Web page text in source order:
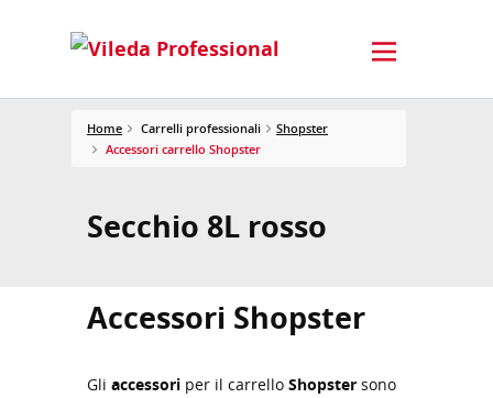
Home Carrelli professionali
Shopster
Accessori carrello Shopster
Secchio 8L rosso
Accessori Shopster
Gli accessori per il carrello Shopster sono